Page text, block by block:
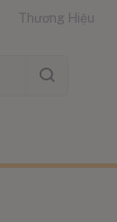
Thương Hiệu